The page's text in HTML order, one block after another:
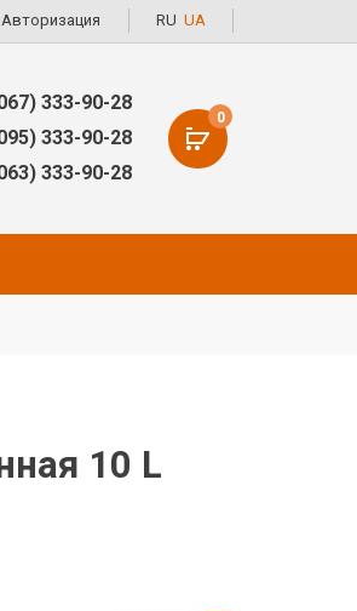
Авторизация RU UA
333-90-28
333-90-28
333-90-28
0
10 L